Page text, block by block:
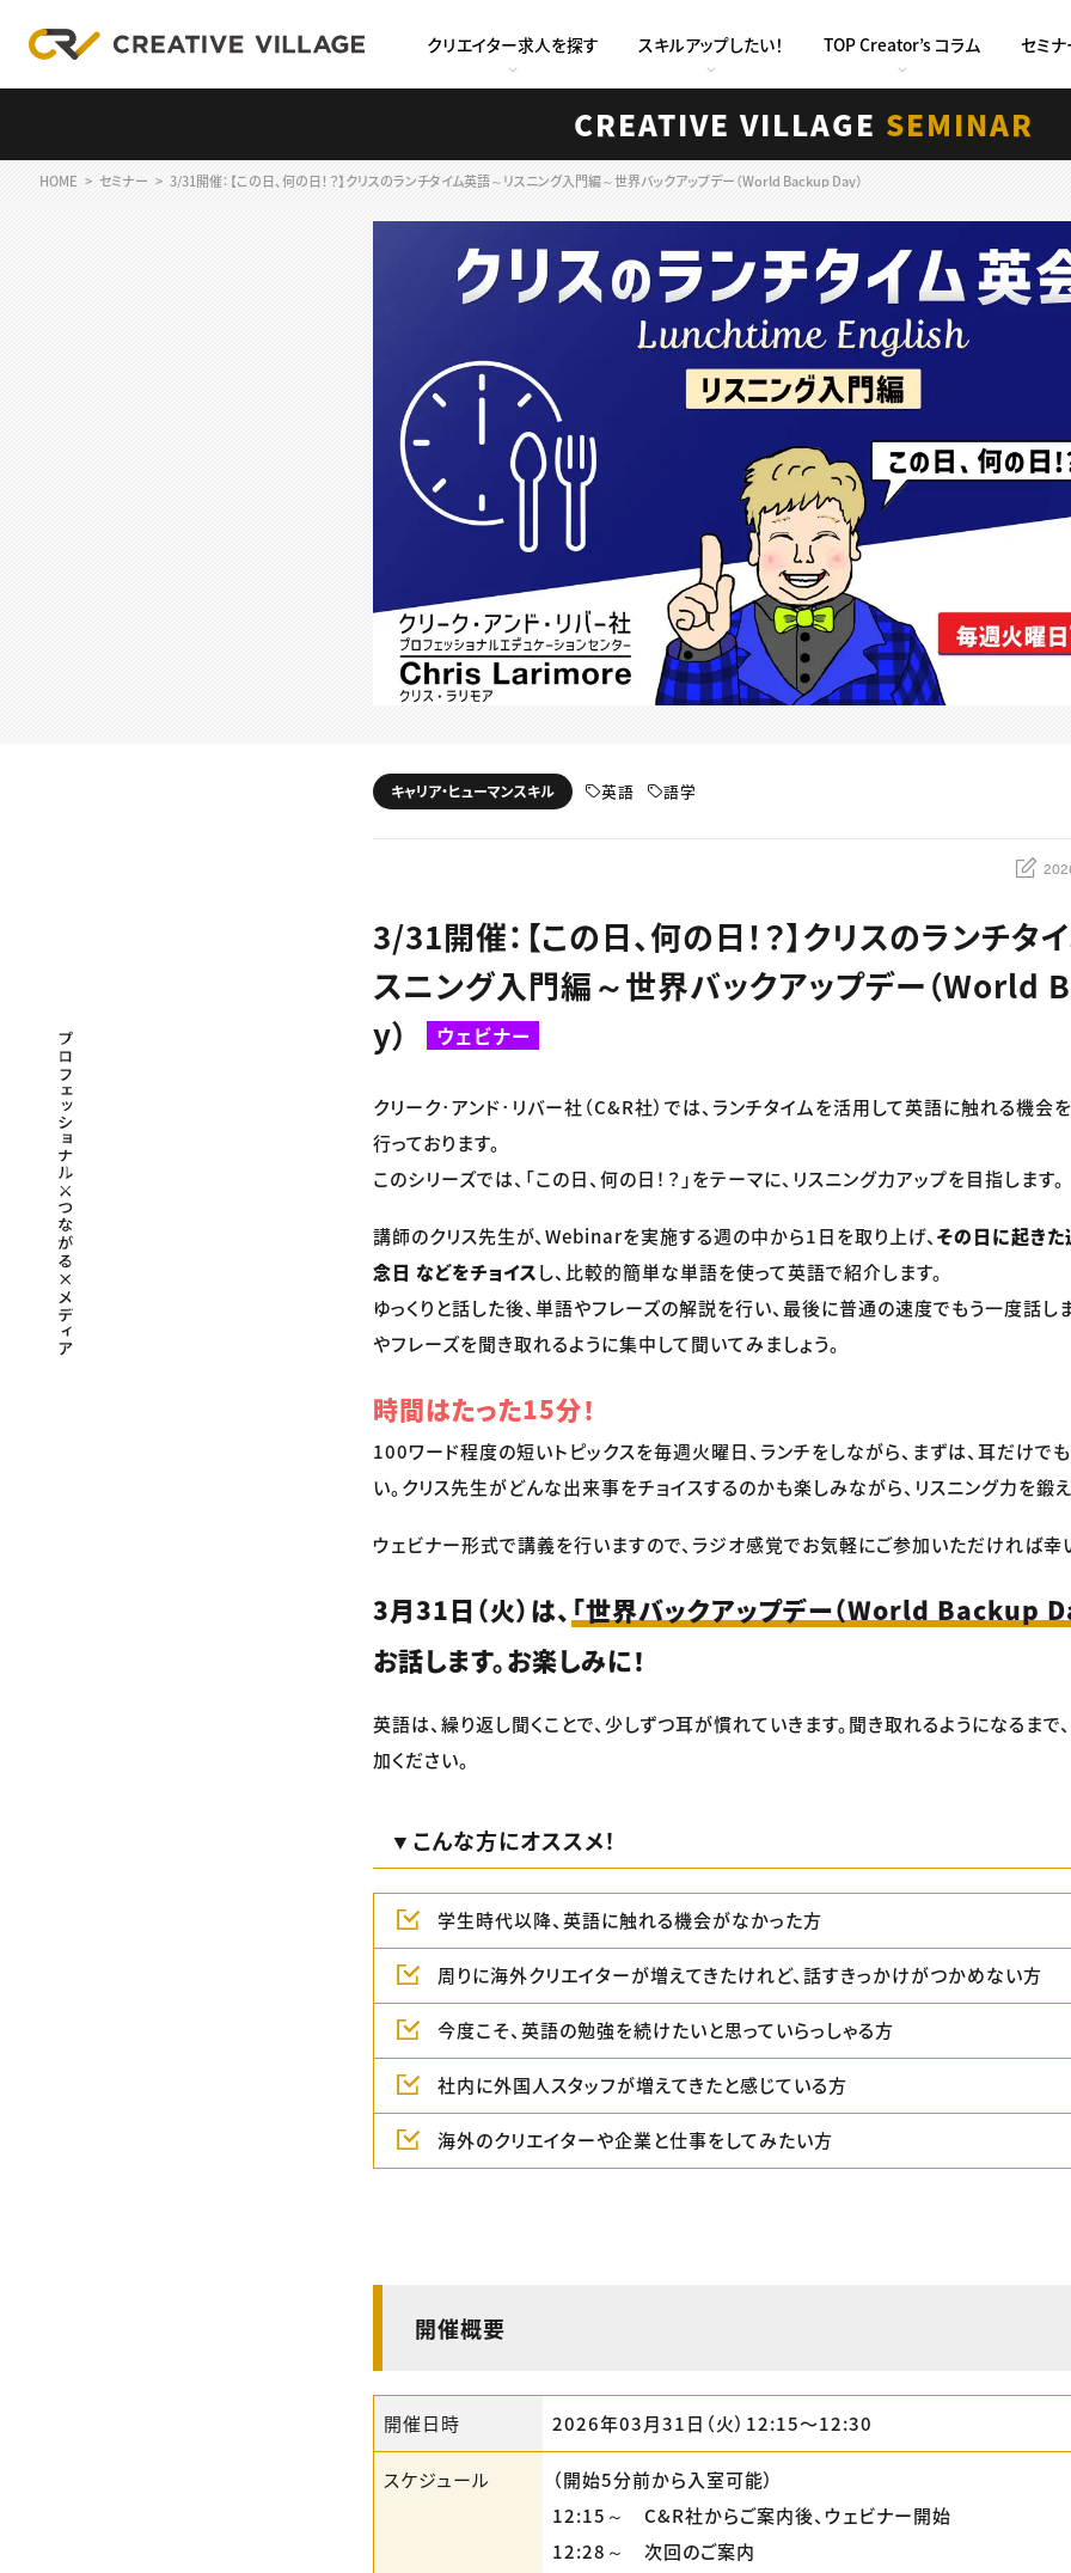
クリエイター求人を探す スキルアップしたい！ TOP Creator’s コラム セミ
CREATIVE VILLAGE SEMINAR
HOME セミナー 3/31開催：【この日、何の日！？】クリスのランチタイム英語～リスニング入門編～世界バックアップデー（World Backup Day）
プロフェッショナル×つながる×メディア
キャリア・ヒューマンスキル 英語 語学
3/31開催：【この日、何の日！？】クリスのランチタ
スニング入門編～世界バックアップデー（World
y）
ウェビナー
クリーク･アンド･リバー社（C&R社）では、ランチタイムを活用して英語に触れる機会
行っております。
このシリーズでは、「この日、何の日！？」をテーマに、リスニング力アップを目指します。
講師のクリス先生が、Webinarを実施する週の中から1日を取り上げ、 その日に起き
念日 などをチョイスし、比較的簡単な単語を使って英語で紹介します。
ゆっくりと話した後、単語やフレーズの解説を行い、最後に普通の速度でもう一度話し
やフレーズを聞き取れるように集中して聞いてみましょう。
時間はたった15分！
100ワード程度の短いトピックスを毎週火曜日、ランチをしながら、まずは、耳だけで
い。クリス先生がどんな出来事をチョイスするのかも楽しみながら、リスニング力を鍛え
ウェビナー形式で講義を行いますので、ラジオ感覚でお気軽にご参加いただければ幸
3月31日（火）は、 「世界バックアップデー（World Backup
お話します。お楽しみに！
英語は、繰り返し聞くことで、少しずつ耳が慣れていきます。聞き取れるようになるまで
加ください。
▼こんな方にオススメ！
学生時代以降、英語に触れる機会がなかった方
周りに海外クリエイターが増えてきたけれど、話すきっかけがつかめない方
今度こそ、英語の勉強を続けたいと思っていらっしゃる方
社内に外国人スタッフが増えてきたと感じている方
海外のクリエイターや企業と仕事をしてみたい方
開催概要
開催日時 2026年03月31日（火）12:15〜12:30
スケジュール
（開始5分前から入室可能）
12:15～ C&R社からご案内後、ウェビナー開始
12:28～ 次回のご案内